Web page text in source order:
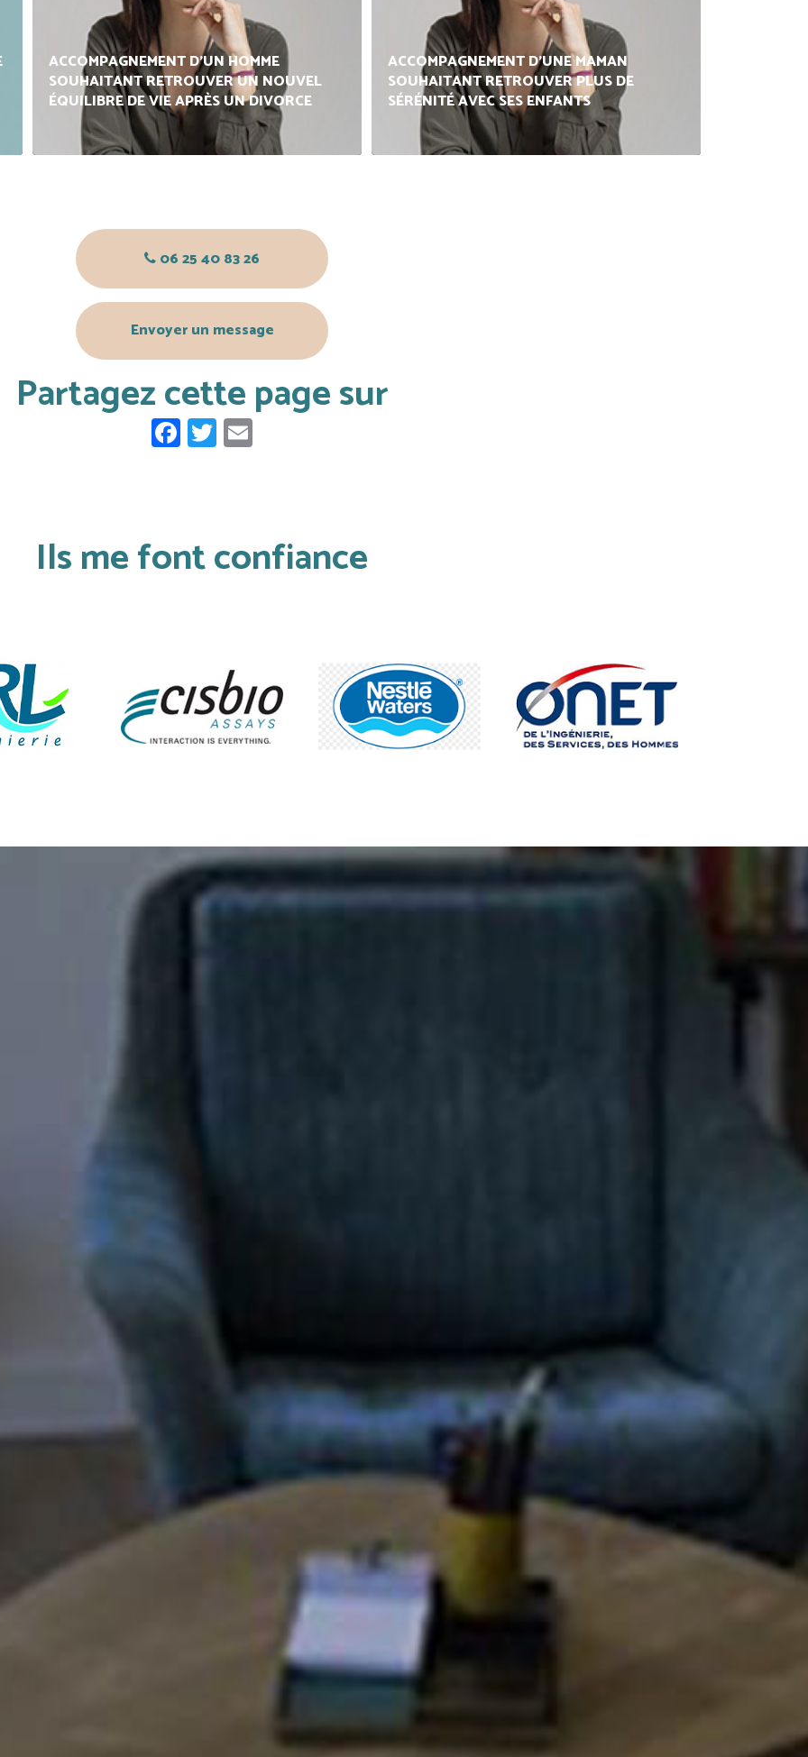
ACCOMPAGNEMENT D’UN HOMME
SOUHAITANT RETROUVER UN NOUVEL
ÉQUILIBRE DE VIE APRÈS UN DIVORCE
ACCOMPAGNEMENT D'UNE MAMAN
SOUHAITANT RETROUVER PLUS DE
SÉRÉNITÉ AVEC SES ENFANTS
06 25 40 83 26
Envoyer un message
Partagez cette page sur
Facebook
Twitter
Ils me font confiance